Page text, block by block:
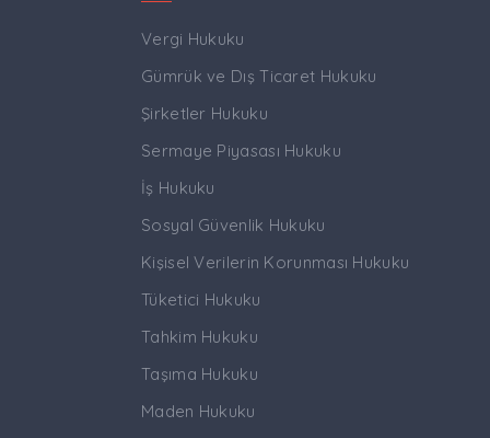
Vergi Hukuku
Gümrük ve Dış Ticaret Hukuku
Şirketler Hukuku
Sermaye Piyasası Hukuku
İş Hukuku
Sosyal Güvenlik Hukuku
Kişisel Verilerin Korunması Hukuku
Tüketici Hukuku
Tahkim Hukuku
Taşıma Hukuku
Maden Hukuku